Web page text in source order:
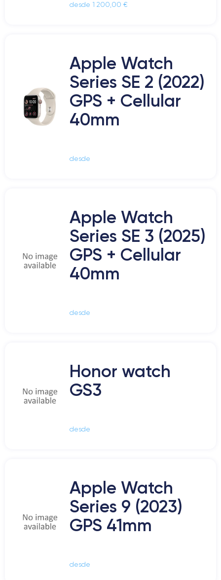
desde 1 200,00 €
Apple Watch
Series SE 2 (2022)
GPS + Cellular
40mm
desde
Apple Watch
Series SE 3 (2025)
GPS + Cellular
40mm
desde
Honor watch
GS3
desde
Apple Watch
Series 9 (2023)
GPS 41mm
desde